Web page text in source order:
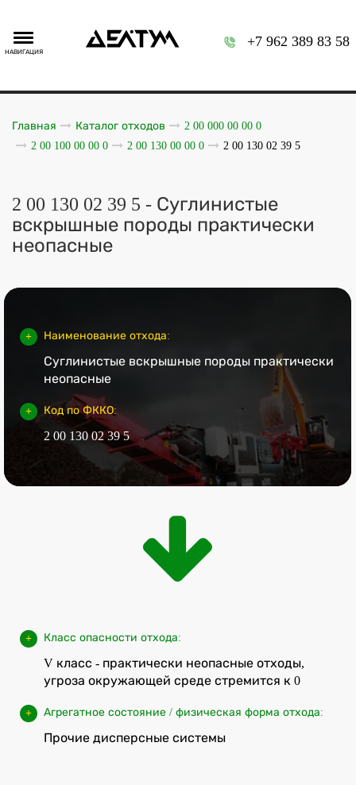
НАВИГАЦИЯ
+7 962 389 83 58
Главная Каталог отходов
2 00 000 00 00 0
2 00 100 00 00 0
2 00 130 00 00 0 2 00 130 02 39 5
2 00 130 02 39 5 - Суглинистые
вскрышные породы практически
неопасные
Наименование отхода:
Суглинистые вскрышные породы практически
неопасные
Код по ФККО:
2 00 130 02 39 5
Класс опасности отхода:
V класс - практически неопасные отходы,
угроза окружающей среде стремится к 0
Агрегатное состояние / физическая форма отхода:
Прочие дисперсные системы